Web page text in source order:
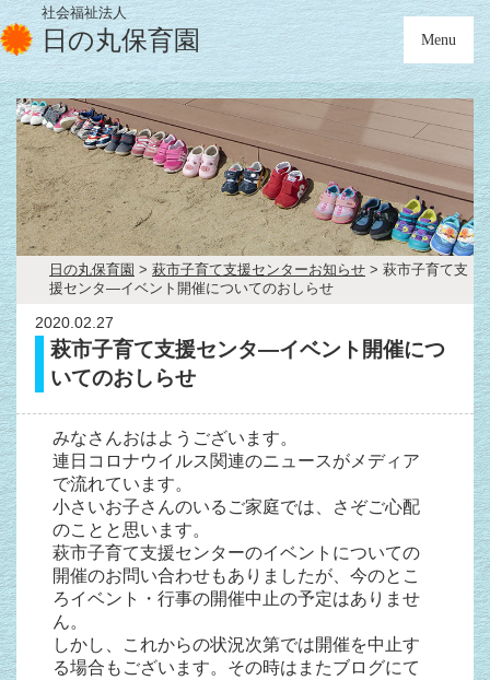
社会福祉法人
日の丸保育園 Menu
日の丸保育園 > 萩市子育て支援センターお知らせ > 萩市子育て支
援センタ―イベント開催についてのおしらせ
2020.02.27
萩市子育て支援センタ―イベント開催につ
いてのおしらせ
みなさんおはようございます。
連日コロナウイルス関連のニュースがメディア
で流れています。
小さいお子さんのいるご家庭では、さぞご心配
のことと思います。
萩市子育て支援センターのイベントについての
開催のお問い合わせもありましたが、今のとこ
ろイベント・行事の開催中止の予定はありませ
ん。
しかし、これからの状況次第では開催を中止す
る場合もございます。その時はまたブログにて